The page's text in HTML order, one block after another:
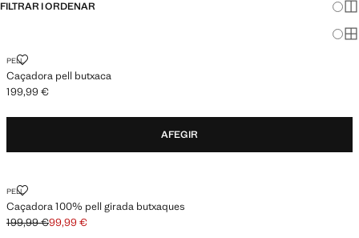
FILTRAR I ORDENAR
PELL
Caçadora pell butxaca
CAÇADORA PELL BUTXACA
Preu actual [199,99 € ]
199,99 €
AFEGIR
PELL
Caçadora 100% pell girada butxaques
CAÇADORA 100% PELL GIRADA BUTXAQUES
Preu inicial ratllat [199,99 € ]
199,99 €
Preu actual [99,99 € ]
99,99 €